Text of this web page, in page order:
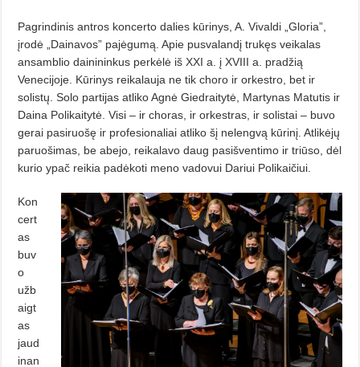
Pagrindinis antros koncerto dalies kūrinys, A. Vivaldi „Gloria”,
įrodė „Dai­­­navos” pajėgumą. Apie pusvalandį trukęs veikalas
ansamblio dainininkus perkėlė iš XXI a. į XVIII a. pradžią
Venecijoje. Kūrinys reikalauja ne tik choro ir orkestro, bet ir
solistų. Solo partijas atliko Agnė Giedraitytė, Martynas Matutis ir
Daina Polikaitytė. Vi­si – ir choras, ir orkestras, ir solistai – bu­vo
gerai pasiruošę ir profesionaliai atliko šį nelengvą kūrinį. Atlikėjų
paruošimas, be abejo, reikalavo daug pasišventimo ir triūso, dėl
kurio ypač reikia padėkoti meno vadovui Dariui Polikaičiui.
Kon
cert
as
buv
o
užb
aigt
as
jaud
inan